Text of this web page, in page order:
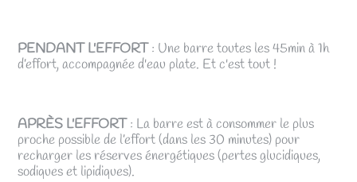
PENDANT L'EFFORT: Une barre toutes les 45min à 1h
d’effort, accompagnée d'eau plate. Et c'est tout !
APRÈS L'EFFORT: La barre est à consommer le plus
proche possible de l’effort (dans les 30 minutes) pour
recharger les réserves énergétiques (pertes glucidiques,
sodiques et lipidiques).